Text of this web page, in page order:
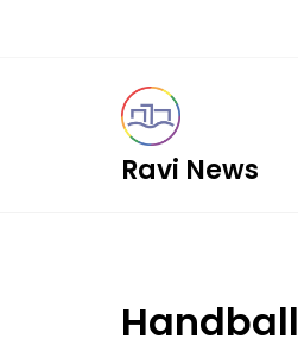
Ravi News
Handball